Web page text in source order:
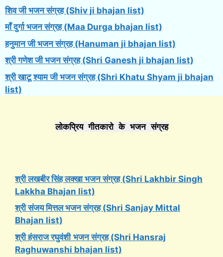
शिव जी भजन संग्रह (Shiv ji bhajan list)
माँ दुर्गा भजन संग्रह (Maa Durga bhajan list)
हनुमान जी भजन संग्रह (Hanuman ji bhajan list)
श्री गणेश जी भजन संग्रह (Shri Ganesh ji bhajan list)
श्री खाटू श्याम जी भजन संग्रह (Shri Khatu Shyam ji bhajan
list)
लोकप्रिय गीतकारो के भजन संग्रह
श्री लखबीर सिंह लक्खा भजन संग्रह (Shri Lakhbir Singh
Lakkha Bhajan list)
श्री संजय मित्तल भजन संग्रह (Shri Sanjay Mittal
Bhajan list)
श्री हंसराज रघुवंशी भजन संग्रह (Shri Hansraj
Raghuwanshi bhajan list)